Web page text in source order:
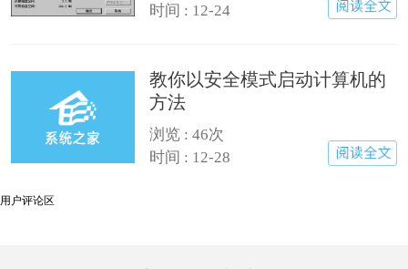
时间 : 12-24
教你以安全模式启动计算机的
方法
浏览 : 46次
时间 : 12-28
用户评论区